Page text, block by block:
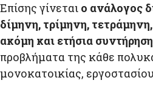
Επίσης γίνεται ο ανάλογος
δίμηνη, τρίμηνη,
ακόμη και ετήσια συντήρηση
προβλήματα της κάθε
μονοκατοικίας,